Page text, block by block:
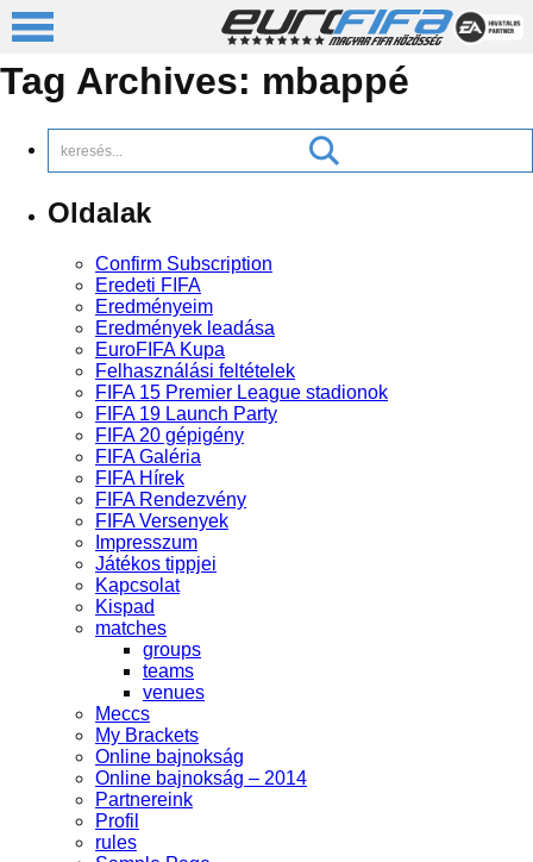
Tag Archives: mbappé
Oldalak
Confirm Subscription
Eredeti FIFA
Eredményeim
Eredmények leadása
EuroFIFA Kupa
Felhasználási feltételek
FIFA 15 Premier League stadionok
FIFA 19 Launch Party
FIFA 20 gépigény
FIFA Galéria
FIFA Hírek
FIFA Rendezvény
FIFA Versenyek
Impresszum
Játékos tippjei
Kapcsolat
Kispad
matches
groups
teams
venues
Meccs
My Brackets
Online bajnokság
Online bajnokság – 2014
Partnereink
Profil
rules